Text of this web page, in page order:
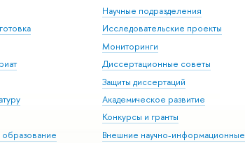
Научные подразделения
Исследовательские проекты
Мониторинги
Диссертационные советы
Защиты диссертаций
Академическое развитие
Конкурсы и гранты
Внешние научно-информационные